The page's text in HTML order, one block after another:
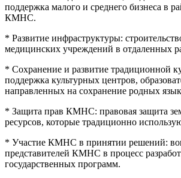
поддержка малого и среднего бизнеса в
КМНС.
* Развитие инфраструктуры:
медицинских учреждений в отдаленных
* Сохранение и развитие традиционной
поддержка культурных центров,
направленных на сохранение родных
* Защита прав КМНС: правовая защита
ресурсов, которые традиционно
* Участие КМНС в принятии решений:
представителей КМНС в процесс
государственных программ.